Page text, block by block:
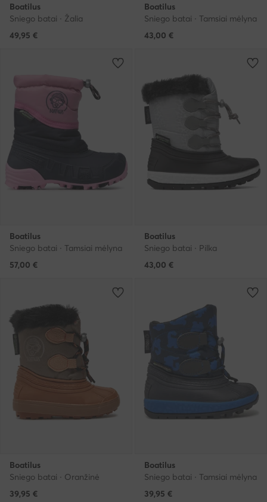
Boatilus
Sniego batai · Žalia
49,95 €
Boatilus
Sniego batai · Tamsiai mėlyna
43,00 €
Boatilus
Sniego batai · Tamsiai mėlyna
57,00 €
Boatilus
Sniego batai · Pilka
43,00 €
Boatilus
Sniego batai · Oranžinė
39,95 €
Boatilus
Sniego batai · Tamsiai mėlyna
39,95 €